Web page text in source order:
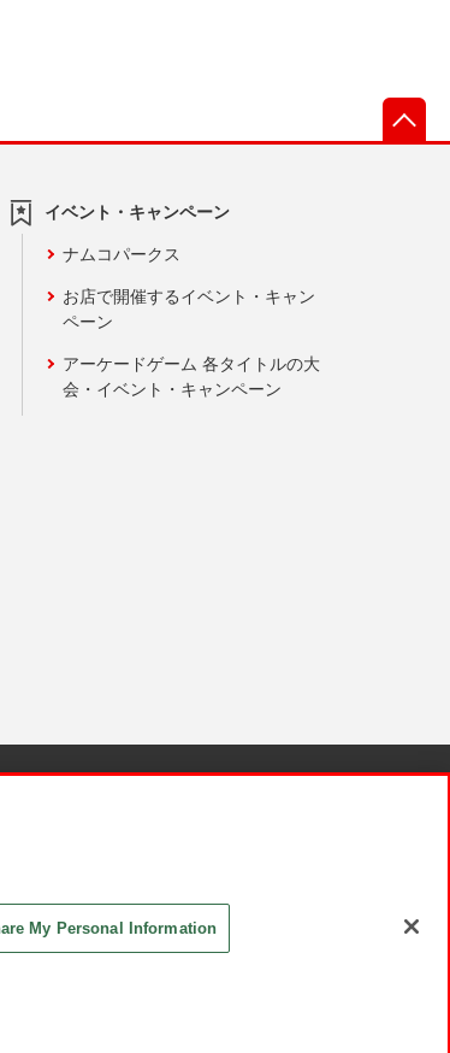
イベント・キャンペーン
ナムコパークス
お店で開催するイベント・キャン
ペーン
アーケードゲーム 各タイトルの大
会・イベント・キャンペーン
My Personal Information